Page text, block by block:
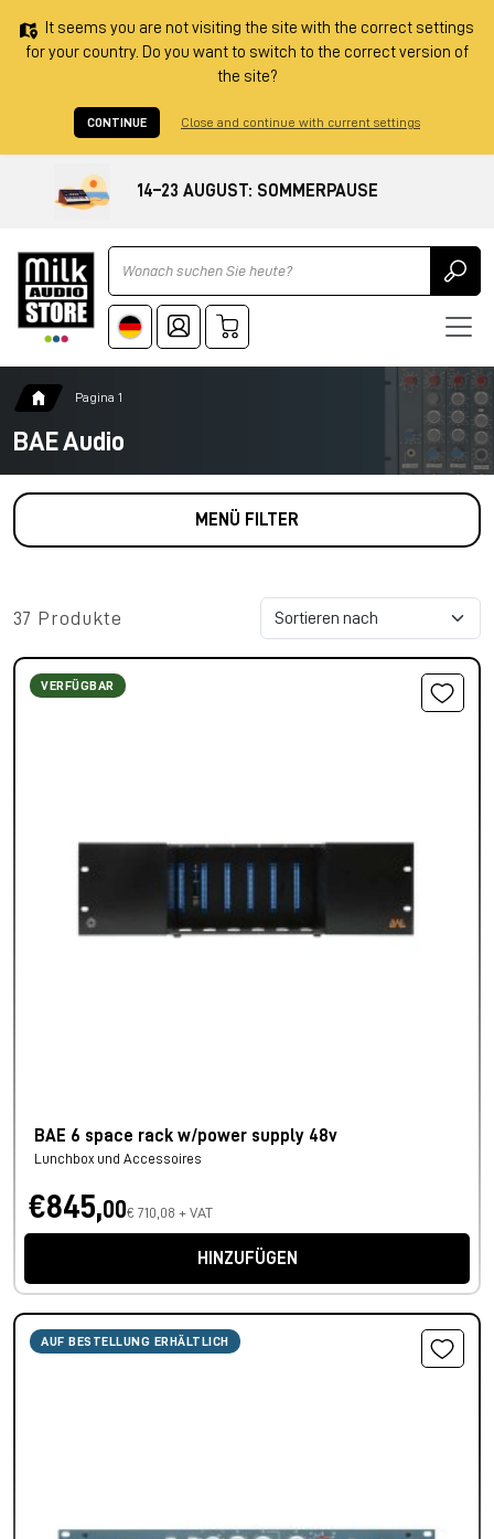
It seems you are not visiting the site with the correct settings
for your country. Do you want to switch to the correct version of
the site?
CONTINUE Close and continue with current settings
14–23 AUGUST: SOMMERPAUSE
Ricerca
Pagina 1
BAE Audio
MENÜ FILTER
37 Produkte
VERFÜGBAR
BAE 6 space rack w/power supply 48v
Lunchbox und Accessoires
€845,00€ 710,08 + VAT
HINZUFÜGEN
AUF BESTELLUNG ERHÄLTLICH